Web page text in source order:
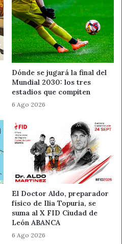
un oso-puzzle (250 piezas) y
Colegio Espíritu Santo 5ºA
un libro de Félix Rodríguez
para el Colegio
título
un libro de Félix Rodríguez
para el CEIP Campo
titulado ‘Granja de cabras’.
Noticias de León
ULE
Dónde se jugará la final del
Mundial 2030: los tres
estadios que compiten
6 Ago 2026
El Doctor Aldo, preparador
físico de Ilia Topuria, se
suma al X FID Ciudad de
León ABANCA
6 Ago 2026